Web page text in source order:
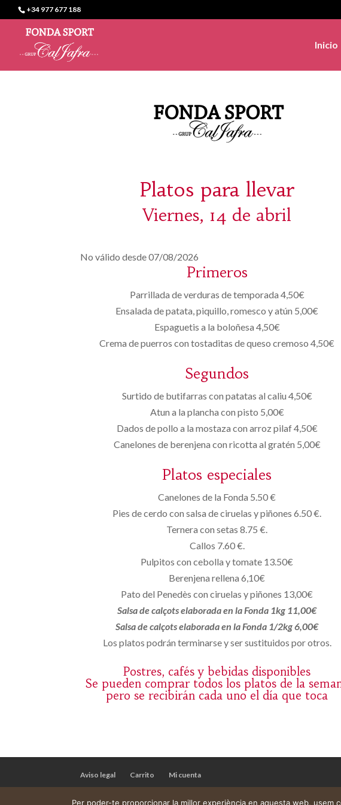
+34 977 677 188
Inicio
Platos para llevar
Viernes, 14 de abril
No válido desde 07/08/2026
Primeros
Parrillada de verduras de temporada 4,50€
Ensalada de patata, piquillo, romesco y atún 5,00€
Espaguetis a la boloñesa 4,50€
Crema de puerros con tostaditas de queso cremoso 4,50€
Segundos
Surtido de butifarras con patatas al caliu 4,50€
Atun a la plancha con pisto 5,00€
Dados de pollo a la mostaza con arroz pilaf 4,50€
Canelones de berenjena con ricotta al gratén 5,00€
Platos especiales
Canelones de la Fonda 5.50 €
Pies de cerdo con salsa de ciruelas y piñones 6.50 €.
Ternera con setas 8.75 €.
Callos 7.60 €.
Pulpitos con cebolla y tomate 13.50€
Berenjena rellena 6,10€
Pato del Penedès con ciruelas y piñones 13,00€
Salsa de calçots elaborada en la Fonda 1kg 11,00€
Salsa de calçots elaborada en la Fonda 1/2kg 6,00€
Los platos podrán terminarse y ser sustituidos por otros.
Postres, cafés y bebidas disponibles
Se pueden comprar todos los platos de la
pero se recibirán cada uno el día que toca
Aviso legal Carrito Mi cuenta
Per poder-te proporcionar la millor experiència en aquesta web,